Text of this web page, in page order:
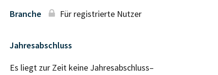
Branche Für registrierte Nutzer
Jahresabschluss
Es liegt zur Zeit keine Jahresabschluss–